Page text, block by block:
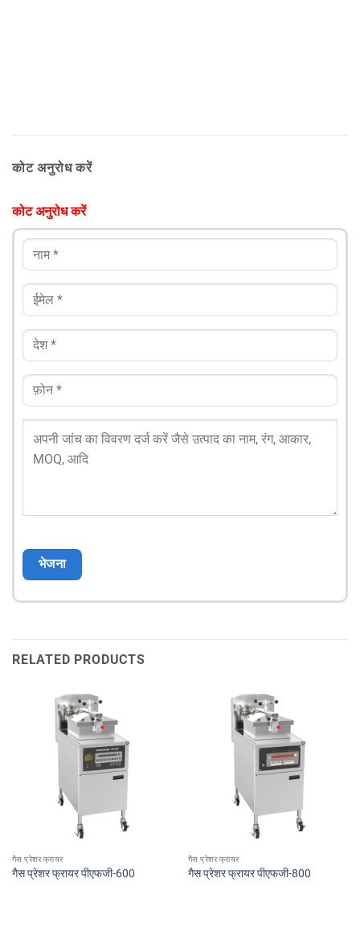
कोट अनुरोध करें
कोट अनुरोध करें
RELATED PRODUCTS
गैस प्रेशर फ्रायर
गैस प्रेशर फ्रायर पीएफजी-600
गैस प्रेशर फ्रायर
गैस प्रेशर फ्रायर पीएफजी-800